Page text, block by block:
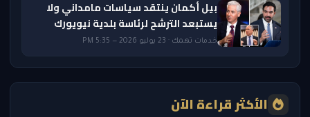
بيل أكمان ينتقد سياسات مامداني ولا
يستبعد الترشح لرئاسة بلدية نيويورك
خدمات تهمك · 23 يوليو 2026 — 5:35 PM
الأكثر قراءة الآن